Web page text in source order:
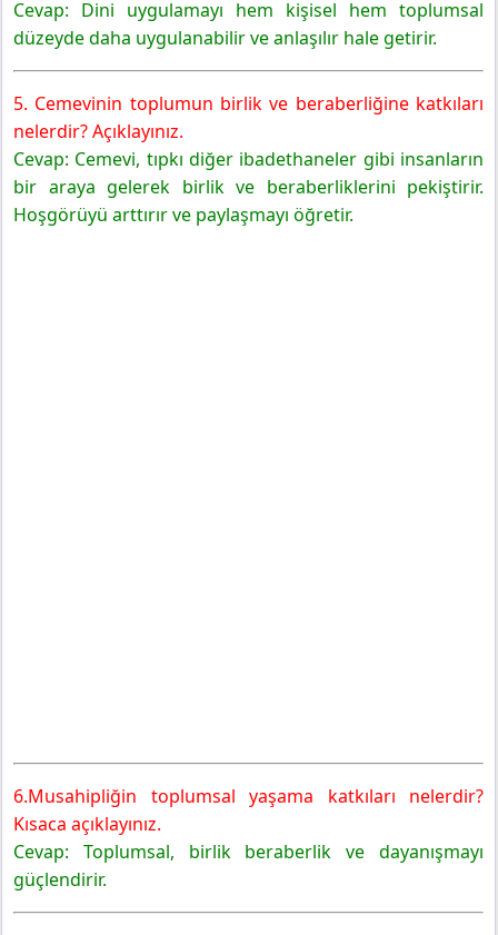
Cevap: Dini uygulamayı hem kişisel hem toplumsal
düzeyde daha uygulanabilir ve anlaşılır hale getirir.
5. Cemevinin toplumun birlik ve beraberliğine katkıları
nelerdir? Açıklayınız.
Cevap: Cemevi, tıpkı diğer ibadethaneler gibi insanların
bir araya gelerek birlik ve beraberliklerini pekiştirir.
Hoşgörüyü arttırır ve paylaşmayı öğretir.
6.Musahipliğin toplumsal yaşama katkıları nelerdir?
Kısaca açıklayınız.
Cevap: Toplumsal, birlik beraberlik ve dayanışmayı
güçlendirir.